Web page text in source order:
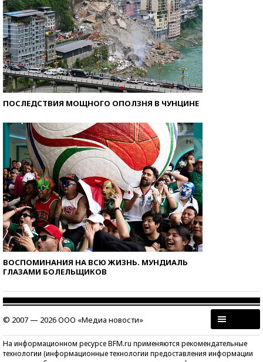
ПОСЛЕДСТВИЯ МОЩНОГО ОПОЛЗНЯ В ЧУНЦИНЕ
ВОСПОМИНАНИЯ НА ВСЮ ЖИЗНЬ. МУНДИАЛЬ
ГЛАЗАМИ БОЛЕЛЬЩИКОВ
© 2007 — 2026 ООО «Медиа новости»
На информационном ресурсе BFM.ru применяются рекомендательные
технологии (информационные технологии предоставления информации